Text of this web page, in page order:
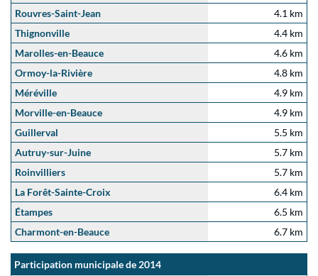
Rouvres-Saint-Jean
4.1 km
Thignonville
4.4 km
Marolles-en-Beauce
4.6 km
Ormoy-la-Rivière
4.8 km
Méréville
4.9 km
Morville-en-Beauce
4.9 km
Guillerval
5.5 km
Autruy-sur-Juine
5.7 km
Roinvilliers
5.7 km
La Forêt-Sainte-Croix
6.4 km
Étampes
6.5 km
Charmont-en-Beauce
6.7 km
Participation municipale de 2014